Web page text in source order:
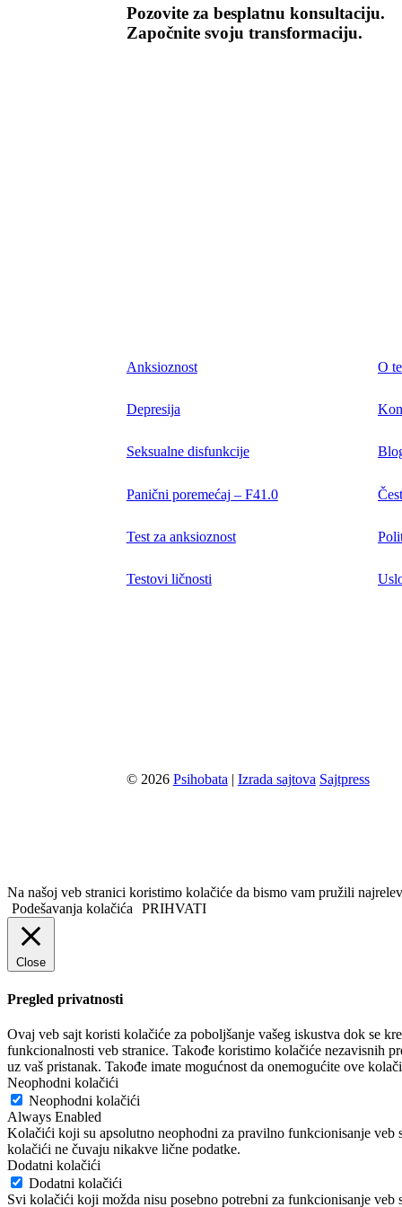
Pozovite za besplatnu konsultaciju.
Započnite svoju transformaciju.
Anksioznost
Depresija
Seksualne disfunkcije
Panični poremećaj – F41.0
Test za anksioznost
Testovi ličnosti
O
© 2026 Psihobata | Izrada sajtova Sajtpress
Na našoj veb stranici koristimo kolačiće da bismo vam pružili
Podešavanja kolačića
PRIHVATI
Close
Pregled privatnosti
Ovaj veb sajt koristi kolačiće za poboljšanje vašeg iskustva dok se
funkcionalnosti veb stranice. Takođe koristimo kolačiće nezavisnih
uz vaš pristanak. Takođe imate mogućnost da onemogućite ove
Neophodni kolačići
Neophodni kolačići
Always Enabled
Kolačići koji su apsolutno neophodni za pravilno funkcionisanje
kolačići ne čuvaju nikakve lične podatke.
Dodatni kolačići
Dodatni kolačići
Svi kolačići koji možda nisu posebno potrebni za funkcionisanje